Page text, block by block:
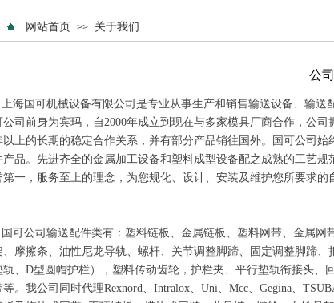
网站首页 >> 关于我们
公
海国可机械设备有限公司是专业从事生产和销售输送设备、输送
公司前身为宾玛，自2000年成立到现在与多家模具厂商合作，公司
以上的长期的稳定合作关系，并有部分产品销往国外。国可公司
产品。先进齐全的金属加工设备和塑料成型设备配之成熟的工艺
第一，服务至上的理念，为您规化、设计、安装及维护您所要求
可公司输送配件类有：塑料链板、金属链板、塑料网带、金属
、摩擦条、油性尼龙导轨、螺杆、关节调整脚蹄、固定调整脚蹄
、 D型圆帽护栏），塑料传动齿轮，护栏夹、平行垫轨衔接头、
等。我公司同时代理Rexnord、 Intralox、 Uni、 Mcc、 Gegina、